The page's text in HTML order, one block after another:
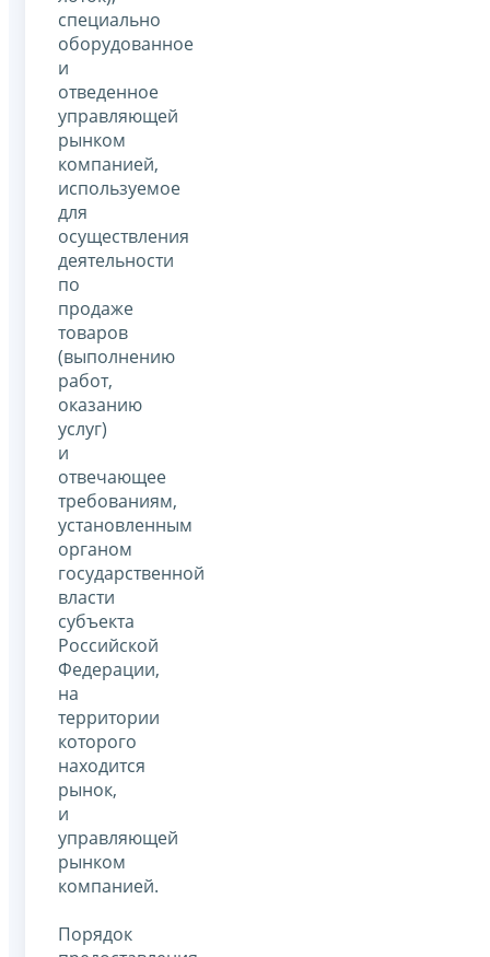
специально
оборудованное
и
отведенное
управляющей
рынком
компанией,
используемое
для
осуществления
деятельности
по
продаже
товаров
(выполнению
работ,
оказанию
услуг)
и
отвечающее
требованиям,
установленным
органом
государственной
власти
субъекта
Российской
Федерации,
на
территории
которого
находится
рынок,
и
управляющей
рынком
компанией.
Порядок